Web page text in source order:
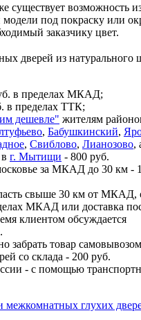
существует возможность
модели под покраску или
заказчику цвет.
дверей из натурального
в пределах МКАД;
в пределах ТТК;
дешевле" жителям
, Бабушкинский,
, Свиблово, Лианозово,
г. Мытищи - 800 руб.
за МКАД до 30 км -
свыше 30 км от МКАД,
МКАД или доставка
клиентом обсуждается
забрать товар
со склада - 200 руб.
- с помощью
межкомнатных глухих